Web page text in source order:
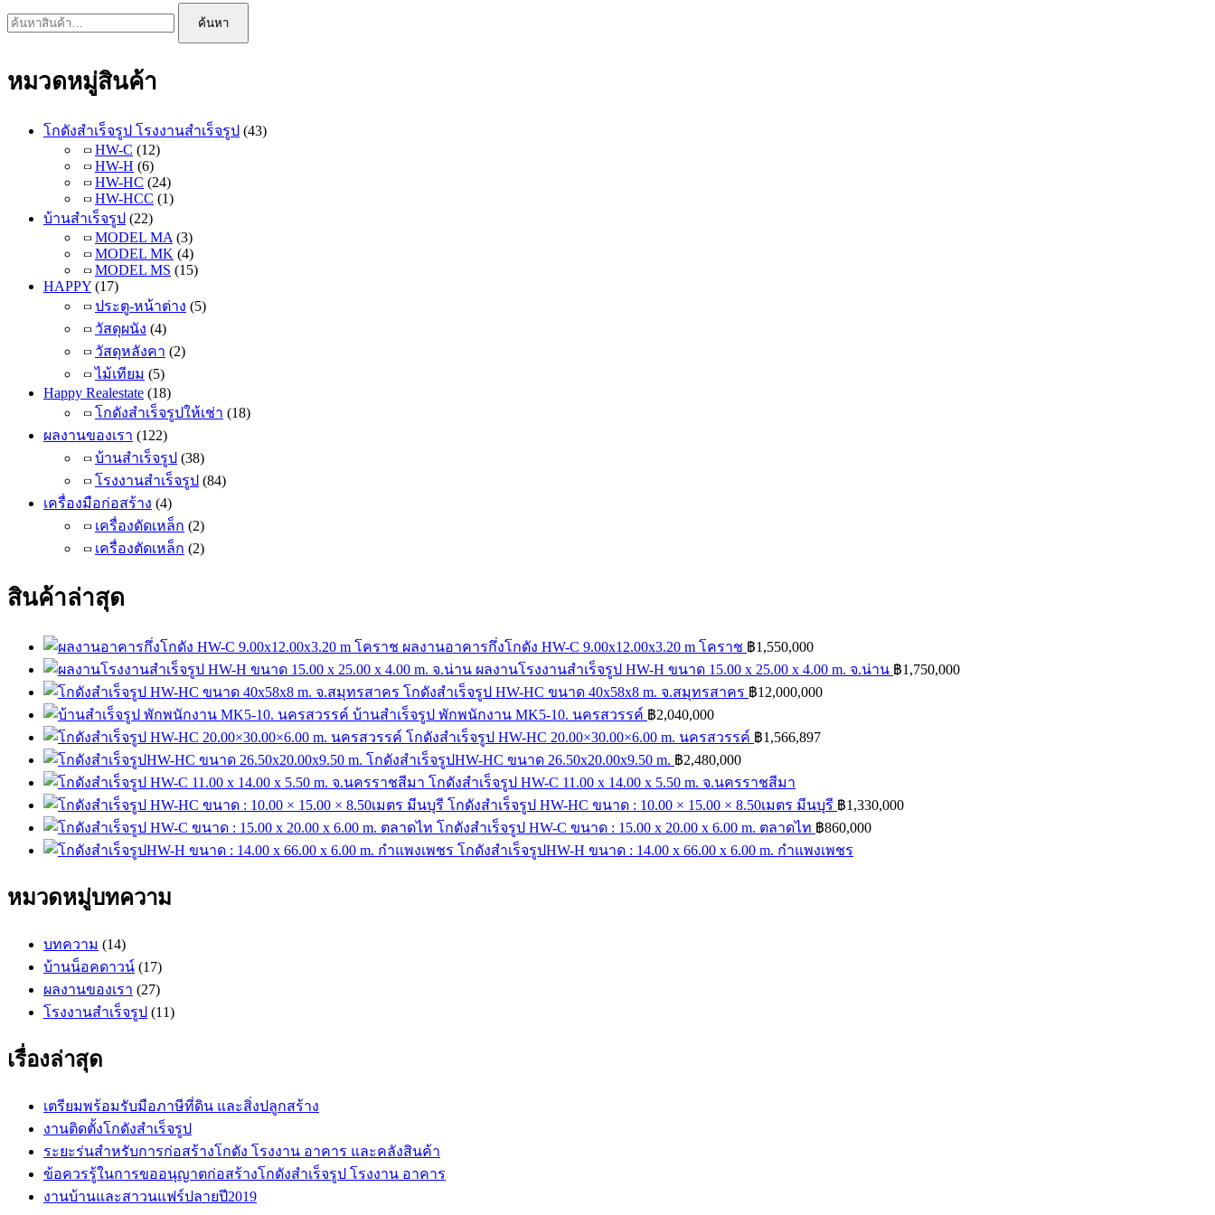
บ้าน
ดัดแปลง
เอกชัย
ค้นหา:
ค้นหา
หมวดหมู่สินค้า
โกดังสำเร็จรูป โรงงานสำเร็จรูป (43)
HW-C (12)
HW-H (6)
HW-HC (24)
HW-HCC (1)
บ้านสำเร็จรูป (22)
MODEL MA (3)
MODEL MK (4)
MODEL MS (15)
HAPPY (17)
ประตู-หน้าต่าง (5)
วัสดุผนัง (4)
วัสดุหลังคา (2)
ไม้เทียม (5)
Happy Realestate (18)
โกดังสำเร็จรูปให้เช่า (18)
ผลงานของเรา (122)
บ้านสำเร็จรูป (38)
โรงงานสำเร็จรูป (84)
เครื่องมือก่อสร้าง (4)
เครื่องดัดเหล็ก (2)
เครื่องตัดเหล็ก (2)
สินค้าล่าสุด
ผลงานอาคารกึ่งโกดัง HW-C 9.00x12.00x3.20 m โคราช ฿1,550,000
ผลงานโรงงานสำเร็จรูป HW-H ขนาด 15.00 x 25.00 x 4.00 m. จ.น่าน ฿1,750,000
โกดังสำเร็จรูป HW-HC ขนาด 40x58x8 m. จ.สมุทรสาคร ฿12,000,000
บ้านสำเร็จรูป พักพนักงาน MK5-10. นครสวรรค์ ฿2,040,000
โกดังสำเร็จรูป HW-HC 20.00×30.00×6.00 m. นครสวรรค์ ฿1,566,897
โกดังสำเร็จรูปHW-HC ขนาด 26.50x20.00x9.50 m. ฿2,480,000
โกดังสำเร็จรูป HW-C 11.00 x 14.00 x 5.50 m. จ.นครราชสีมา
โกดังสำเร็จรูป HW-HC ขนาด : 10.00 × 15.00 × 8.50เมตร มีนบุรี ฿1,330,000
โกดังสำเร็จรูป HW-C ขนาด : 15.00 x 20.00 x 6.00 m. ตลาดไท ฿860,000
โกดังสำเร็จรูปHW-H ขนาด : 14.00 x 66.00 x 6.00 m. กำแพงเพชร
หมวดหมู่บทความ
บทความ (14)
บ้านน็อคดาวน์ (17)
ผลงานของเรา (27)
โรงงานสำเร็จรูป (11)
เรื่องล่าสุด
เตรียมพร้อมรับมือภาษีที่ดิน และสิ่งปลูกสร้าง
งานติดตั้งโกดังสำเร็จรูป
ระยะร่นสำหรับการก่อสร้างโกดัง โรงงาน อาคาร และคลังสินค้า
ข้อควรรู้ในการขออนุญาตก่อสร้างโกดังสำเร็จรูป โรงงาน อาคาร
งานบ้านและสาวนแฟร์ปลายปี2019